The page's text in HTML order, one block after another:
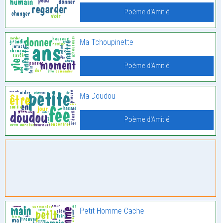
Poème d'Amitié
Ma Tchoupinette
Poème d'Amitié
Ma Doudou
Poème d'Amitié
Petit Homme Cache